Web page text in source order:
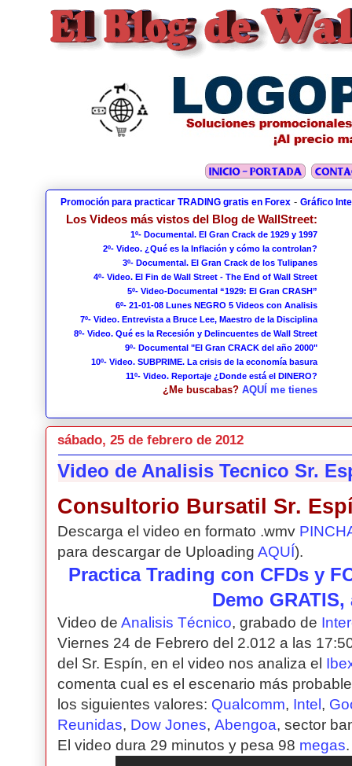
Promoción para practicar TRADING gratis en Forex - Gráfico
Los Videos más vistos del Blog de WallStreet:
1º- Documental. El Gran Crack de 1929 y 1997
2º- Video. ¿Qué es la Inflación y cómo la controlan?
3º- Documental. El Gran Crack de los Tulipanes
4º- Video. El Fin de Wall Street - The End of Wall Street
5º- Video-Documental “1929: El Gran CRASH”
6º- 21-01-08 Lunes NEGRO 5 Videos con Analisis
7º- Video. Entrevista a Bruce Lee, Maestro de la Disciplina
8º- Video. Qué es la Recesión y Delincuentes de Wall Street
9º- Documental "El Gran CRACK del año 2000"
10º- Video. SUBPRIME. La crisis de la economía basura
11º- Video. Reportaje ¿Donde está el DINERO?
¿Me buscabas?AQUÍ me tienes
sábado, 25 de febrero de 2012
Video de Analisis Tecnico Sr.
Consultorio Bursatil Sr.
Descarga el video en formato .wmv
para descargar de UploadingAQUÍ).
Practica Trading con CFDs y
Demo
Video deAnalisis Técnico, grabado de
Viernes 24 de Febrero del 2.012 a las
del Sr. Espín, en el video nos analiza el
comenta cual es el escenario más
los siguientes valores: Qualcomm, Intel ,
Reunidas, Dow Jones,Abengoa, sector
El video dura 29 minutos y pesa 98 megas